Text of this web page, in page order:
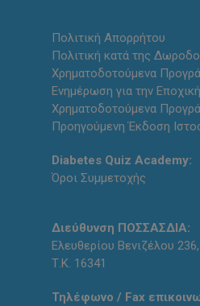
Πολιτική Απορρήτου
Πολιτική κατά της
Χρηματοδοτούμενα
Ενημέρωση για την
Χρηματοδοτούμενα
Προηγούμενη Έκδοση
Diabetes Quiz Academy:
Όροι Συμμετοχής
Διεύθυνση ΠΟΣΣΑΣΔΙΑ:
Ελευθερίου Βενιζέλου
Τ.Κ. 16341
Τηλέφωνο / Fax